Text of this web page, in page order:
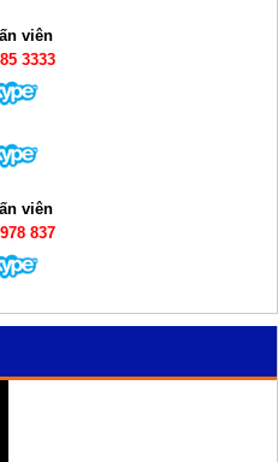
viên
3333
viên
837